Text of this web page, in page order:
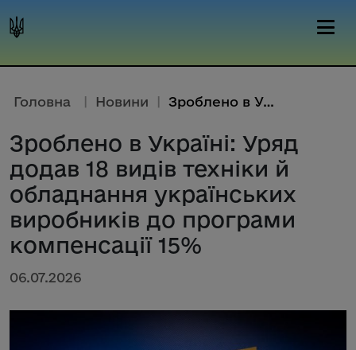
Головна | Новини | Зроблено в Україні: Уряд додав...
Зроблено в Україні: Уряд
додав 18 видів техніки й
обладнання українських
виробників до програми
компенсації 15%
06.07.2026